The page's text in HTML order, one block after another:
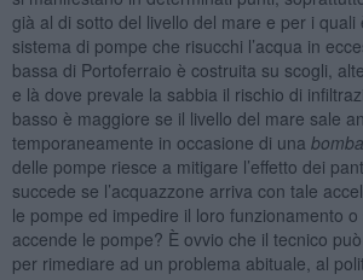
già al di sotto del livello del mare e per i
sistema di pompe che risucchi l’acqua in
bassa di Portoferraio è costruita su scogli,
e là dove prevale la sabbia il rischio di
basso è maggiore se il livello del mare sale
temporaneamente in occasione di una
delle pompe riesce a mitigare l’effetto dei
succede se l’acquazzone arriva con tale
le pompe ed impedire il loro funzionamento
accende le pompe? È ovvio che il tecnico
per rimediare ad un problema abituale, al